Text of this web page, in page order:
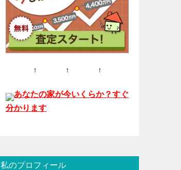
↑ ↑ ↑
あなたの家が今いくらか？すぐ
分かります
私のプロフィール